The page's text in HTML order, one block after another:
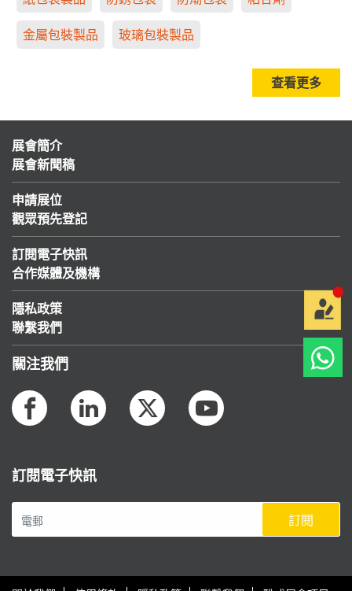
金屬包裝製品 玻璃包裝製品
查看更多
展會簡介
展會新聞稿
申請展位
觀眾預先登記
訂閱電子快訊
合作媒體及機構
隱私政策
聯繫我們
關注我們
訂閱電子快訊
訂閱